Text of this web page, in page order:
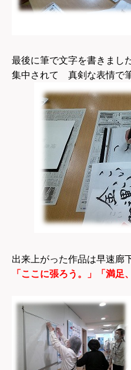
最後に筆で文字を書きました
集中されて 真剣な表情で
出来上がった作品は早速廊
「ここに張ろう。」「満足